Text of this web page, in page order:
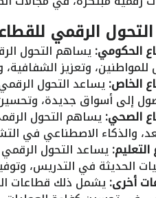
الرقمي
الحكومي:يساهم التحول
وتعزيز
الخاص:يساعد التحول
إلى أسواق جديدة، وتحسين
الصحي:يساهم التحول
والذكاء الاصطناعي في
يساعد التحول
الحديثة في التدريس،
أخرى:يشمل ذلك قطاعات